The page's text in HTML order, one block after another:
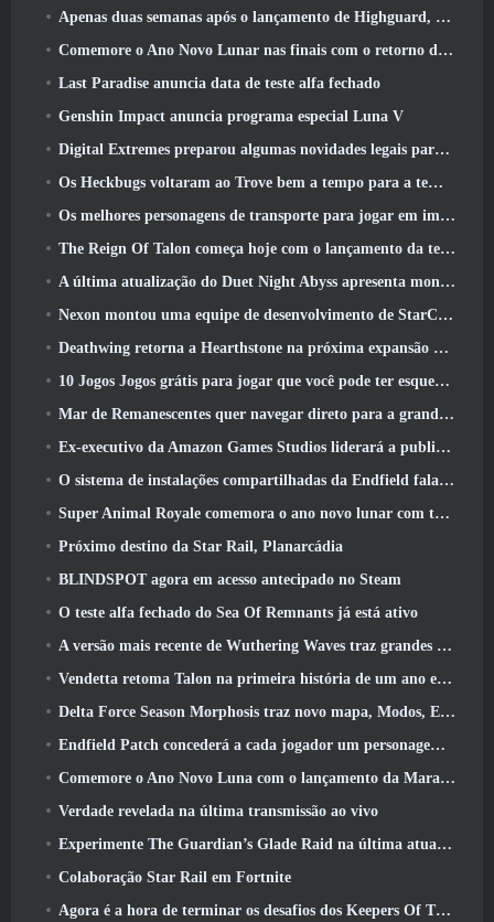
Apenas duas semanas após o lançamento de Highguard, Wildlight Entertainment anuncia demissões
Comemore o Ano Novo Lunar nas finais com o retorno do ‘Modo Bank It’
Last Paradise anuncia data de teste alfa fechado
Genshin Impact anuncia programa especial Luna V
Digital Extremes preparou algumas novidades legais para comemorar o ano novo lunar no Warframe
Os Heckbugs voltaram ao Trove bem a tempo para a temporada do amor
Os melhores personagens de transporte para jogar em impasse
The Reign Of Talon começa hoje com o lançamento da temporada Overwatch 1: Conquista
A última atualização do Duet Night Abyss apresenta montagens
Nexon montou uma equipe de desenvolvimento de StarCraft Shooter de acordo com relatório do canal coreano
Deathwing retorna a Hearthstone na próxima expansão do Cataclismo
10 Jogos Jogos grátis para jogar que você pode ter esquecido que estão participando do PvP Fest do Steam
Mar de Remanescentes quer navegar direto para a grandeza
Ex-executivo da Amazon Games Studios liderará a publicação ocidental da Aion 2
O sistema de instalações compartilhadas da Endfield fala sobre os jogadores
Super Animal Royale comemora o ano novo lunar com três semanas de eventos de super cavalos
Próximo destino da Star Rail, Planarcádia
BLINDSPOT agora em acesso antecipado no Steam
O teste alfa fechado do Sea Of Remnants já está ativo
A versão mais recente de Wuthering Waves traz grandes quedas de conhecimento e mudanças na qualidade de vida
Vendetta retoma Talon na primeira história de um ano em Overwatch (Não “2”, A Blizzard está abandonando isso)
Delta Force Season Morphosis traz novo mapa, Modos, E melhorias solicitadas pelos jogadores
Endfield Patch concederá a cada jogador um personagem seis estrelas grátis de sua escolha
Comemore o Ano Novo Luna com o lançamento da Maravilha de Inverno de Palia: Atualização de Ano Novo de Riffrocin
Verdade revelada na última transmissão ao vivo
Experimente The Guardian’s Glade Raid na última atualização de Guild Wars 2 começando hoje
Colaboração Star Rail em Fortnite
Agora é a hora de terminar os desafios dos Keepers Of The Flame no Path Of Exile durante o Legacy Of Phrecia